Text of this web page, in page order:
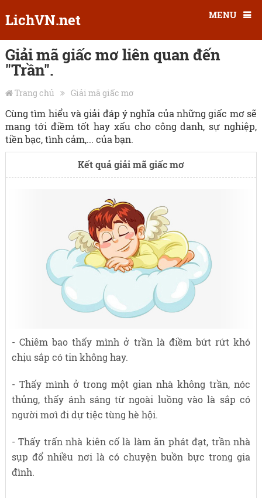
LichVN.net MENU
Giải mã giấc mơ liên quan đến
"Trần".
Trang chủ Giải mã giấc mơ
Cùng tìm hiểu và giải đáp ý nghĩa của những giấc mơ sẽ
mang tới điềm tốt hay xấu cho công danh, sự nghiệp,
tiền bạc, tình cảm,... của bạn.
Kết quả giải mã giấc mơ
- Chiêm bao thấy mình ở trần là điềm bứt rứt khó
chịu sắp có tin không hay.
- Thấy mình ở trong một gian nhà không trần, nóc
thủng, thấy ánh sáng từ ngoài luồng vào là sắp có
người mơì đi dự tiệc tùng hè hội.
- Thấy trấn nhà kiên cố là làm ăn phát đạt, trần nhà
sụp đổ nhiều nơi là có chuyện buồn bực trong gia
đình.